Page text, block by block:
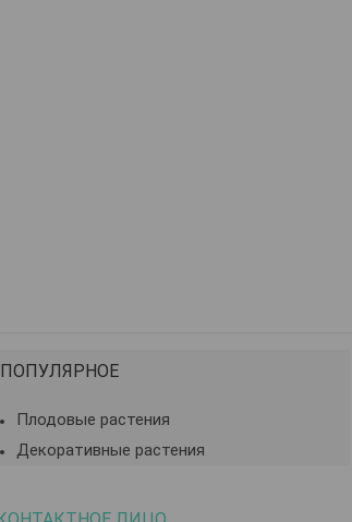
ПОПУЛЯРНОЕ
Плодовые растения
Декоративные растения